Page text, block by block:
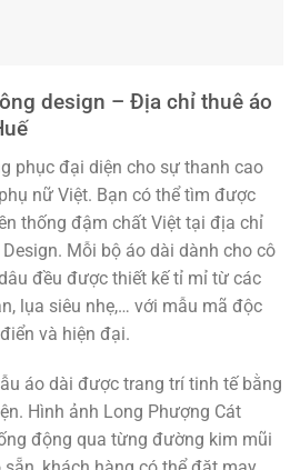
design – Địa chỉ thuê áo
phục đại diện cho sự thanh cao
nữ Việt. Bạn có thể tìm được
thống đậm chất Việt tại địa chỉ
Mỗi bộ áo dài dành cho cô
đều được thiết kế tỉ mỉ từ các
lụa siêu nhẹ,… với mẫu mã độc
và hiện đại.
áo dài được trang trí tinh tế bằng
Hình ảnh Long Phượng Cát
động qua từng đường kim mũi